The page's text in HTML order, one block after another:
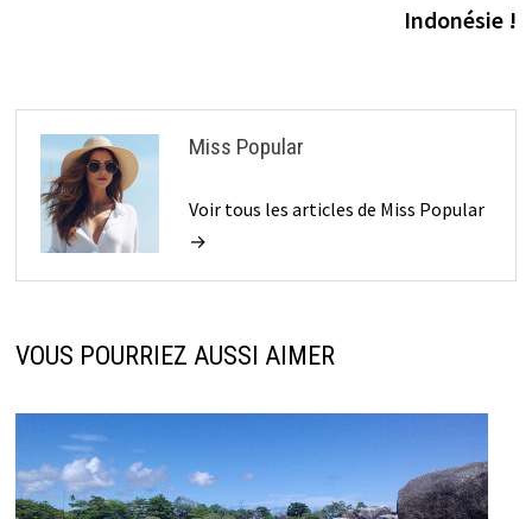
Indonésie !
Miss Popular
Voir tous les articles de Miss Popular
→
VOUS POURRIEZ AUSSI AIMER